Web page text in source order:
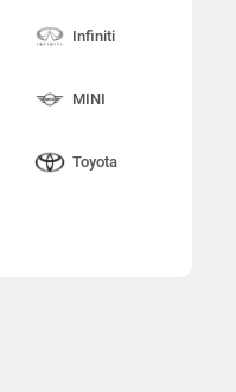
Infiniti
MINI
Toyota